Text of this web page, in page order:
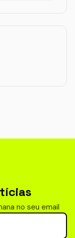
no seu email